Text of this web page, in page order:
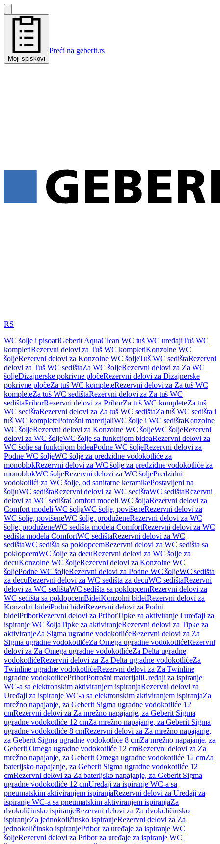
Moji spiskovi
Preći na geberit.rs
RS
WC šolje i pisoariGeberit AquaClean WC tuš WC uređajiTuš WC
kompletiRezervni delovi za Tuš WC kompletiKonzolne WC
šoljeRezervni delovi za Konzolne WC šoljeTuš WC sedištaRezervni
delovi za Tuš WC sedištaZa WC šoljeRezervni delovi za Za WC
šoljeDizajnerske pokrivne pločeRezervni delovi za Dizajnerske
pokrivne pločeZa tuš WC kompleteRezervni delovi za Za tuš WC
kompleteZa tuš WC sedištaRezervni delovi za Za tuš WC
sedištaPriborRezervni delovi za PriborZa tuš WC kompleteZa tuš
WC sedištaRezervni delovi za Za tuš WC sedištaZa tuš WC sedišta i
tuš WC kompletePotrošni materijaliWC šolje i WC sedištaKonzolne
WC šoljeRezervni delovi za Konzolne WC šoljeWC šoljeRezervni
delovi za WC šoljeWC šolje sa funkcijom bideaRezervni delovi za
WC šolje sa funkcijom bideaPodne WC šoljeRezervni delovi za
Podne WC šoljeWC šolje za predzidne vodokotliće za
monoblokRezervni delovi za WC šolje za predzidne vodokotliće za
monoblokWC šoljeRezervni delovi za WC šoljePredzidni
vodokotlići za WC šolje, od sanitarne keramikePostavljeni na
šoljuWC sedištaRezervni delovi za WC sedištaWC sedištaRezervni
delovi za WC sedištaComfort modeli WC šoljaRezervni delovi za
Comfort modeli WC šoljaWC šolje, povišeneRezervni delovi za
WC šolje, povišeneWC šolje, produženeRezervni delovi za WC
šolje, produženeWC sedišta modela ComfortRezervni delovi za WC
sedišta modela ComfortWC sedištaRezervni delovi za WC
sedištaWC sedišta sa poklopcemRezervni delovi za WC sedišta sa
poklopcemWC šolje za decuRezervni delovi za WC šolje za
decuKonzolne WC šoljeRezervni delovi za Konzolne WC
šoljePodne WC šoljeRezervni delovi za Podne WC šoljeWC sedišta
za decuRezervni delovi za WC sedišta za decuWC sedištaRezervni
delovi za WC sedištaWC sedišta sa poklopcemRezervni delovi za
WC sedišta sa poklopcemBideiKonzolni bideiRezervni delovi za
Konzolni bideiPodni bideiRezervni delovi za Podni
bideiPriborRezervni delovi za PriborTipke za aktiviranje i uređaji za
ispiranje WC šoljaTipke za aktiviranjeRezervni delovi za Tipke za
aktiviranjeZa Sigma ugradne vodokotlićeRezervni delovi za Za
Sigma ugradne vodokotlićeZa Omega ugradne vodokotlićeRezervni
delovi za Za Omega ugradne vodokotlićeZa Delta ugradne
vodokotlićeRezervni delovi za Za Delta ugradne vodokotlićeZa
Twinline ugradne vodokotlićeRezervni delovi za Za Twinline
ugradne vodokotlićePriborPotrošni materijaliUređaji za ispiranje
WC-a sa elektronskim aktiviranjem ispiranjaRezervni delovi za
Uređaji za ispiranje WC-a sa elektronskim aktiviranjem ispiranjaZa
mrežno napajanje, za Geberit Sigma ugradne vodokotliće 12
cmRezervni delovi za Za mrežno napajanje, za Geberit Sigma
ugradne vodokotliće 12 cmZa mrežno napajanje, za Geberit Sigma
ugradne vodokotliće 8 cmRezervni delovi za Za mrežno napajanje,
za Geberit Sigma ugradne vodokotliće 8 cmZa mrežno napajanje, za
Geberit Omega ugradne vodokotliće 12 cmRezervni delovi za Za
mrežno napajanje, za Geberit Omega ugradne vodokotliće 12 cmZa
baterijsko napajanje, za Geberit Sigma ugradne vodokotliće 12
cmRezervni delovi za Za baterijsko napajanje, za Geberit Sigma
ugradne vodokotliće 12 cmUređaji za ispiranje WC-a sa
pneumatskim aktiviranjem ispiranjaRezervni delovi za Uređaji za
ispiranje WC-a sa pneumatskim aktiviranjem ispiranjaZa
dvokoličinsko ispiranjeRezervni delovi za Za dvokoličinsko
ispiranjeZa jednokoličinsko ispiranjeRezervni delovi za Za
jednokoličinsko ispiranjePribor za uređaje za ispiranje WC
šoljeRezervni delovi za Pribor za uređaje za ispiranje WC